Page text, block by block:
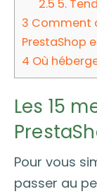
2.5 5.
3 Comment
PrestaShop
4 Où
Les 15
Pour vous
passer au